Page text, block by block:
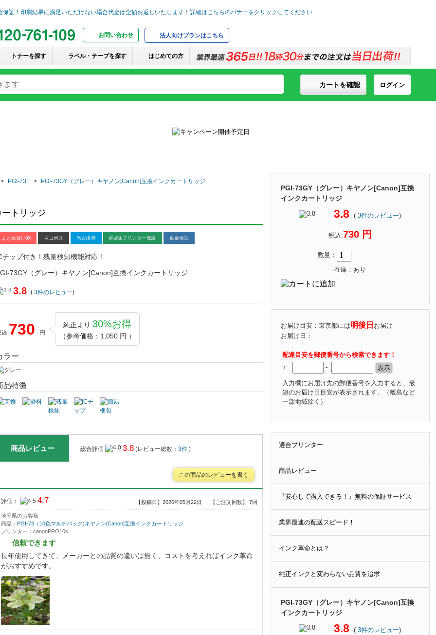
お問い合わせ 法人向けプランはこちら
トナーを探す ラベル・テープを探す はじめての方
ログイン
カートを確認
PGI-73 PGI-73GY（グレー）キヤノン[Canon]互換インクカートリッジ
PGI-73GY（グレー）キヤノン[Canon]互換
インクカートリッジ
3.8 ( 3件のレビュー)
税込:730 円
数量：
在庫：あり
お届け目安：東京都には明後日 お届け
お届け日：
配達目安を郵便番号から検索できます！
〒
-
入力欄にお届け先の郵便番号を入力すると、最
短のお届け日目安が表示されます。
（離島など
一部地域除く）
適合プリンター
商品レビュー
『安心して購入できる！』無料の保証サービス
業界最速の配送スピード！
インク革命とは？
純正インクと変わらない品質を追求
PGI-73GY（グレー）キヤノン[Canon]互換
インクカートリッジ
3.8 ( 3件のレビュー)
トリッジ
まとめ買い割 ネコポス 当日出荷 商品&プリンター保証 返金保証
チップ付き！残量検知機能対応！
73GY（グレー）キヤノン[Canon]互換インクカートリッジ
3.8 ( 3件のレビュー)
込 730 円
純正より 30%お得
（参考価格：1,050 円 ）
ラー
品特徴
商品レビュー 総合評価 3.8 (レビュー総数： 3件 )
この商品のレビューを書く
評価： 4.7 【ご注文回数】 7回
【投稿日】2026年05月22日
埼玉県のお客様
商品： PGI-73（10色マルチパック)キヤノン[Canon]互換インクカートリッジ
プリンター：canonPRO10s
信頼できます
長年使用してきて、メーカーとの品質の違いは無く、コストを考えればインク革命
がおすすめです。